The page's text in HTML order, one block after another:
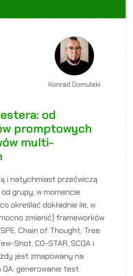
Konrad Gomulski
od
promptowych
multi-
i natychmiast przećwiczą
grupy, w momencie
określać dokładnie ile, w
zmienić) frameworków
Chain of Thought, Tree
Shot, CO-STAR, SCQA i
jest zmapowany na
generowanie test